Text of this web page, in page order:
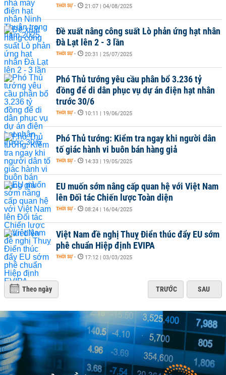
THỜI SỰ - 21:07 | 04/08/2025
Đề xuất nâng công suất Lò phản ứng hạt nhân
Đà Lạt lên 2 - 3 lần
THỜI SỰ - 20:31 | 25/07/2025
Phó Thủ tướng yêu cầu phân bổ 3.236 tỷ
đồng để di dân phục vụ dự án điện hạt nhân
trước 30/6
THỜI SỰ - 10:11 | 19/06/2025
Phó Thủ tướng: Kiểm tra ngay khi người dân
tố giác hành vi buôn bán hàng giả
THỜI SỰ - 14:33 | 19/05/2025
EU muốn sớm nâng cấp quan hệ với Việt Nam
lên Đối tác Chiến lược Toàn diện
THỜI SỰ - 08:24 | 16/04/2025
Việt Nam đề nghị Thuỵ Điển thúc đẩy EU sớm
phê chuẩn Hiệp định EVIPA
THỜI SỰ - 17:12 | 03/03/2025
Theo ngày TRƯỚC SAU